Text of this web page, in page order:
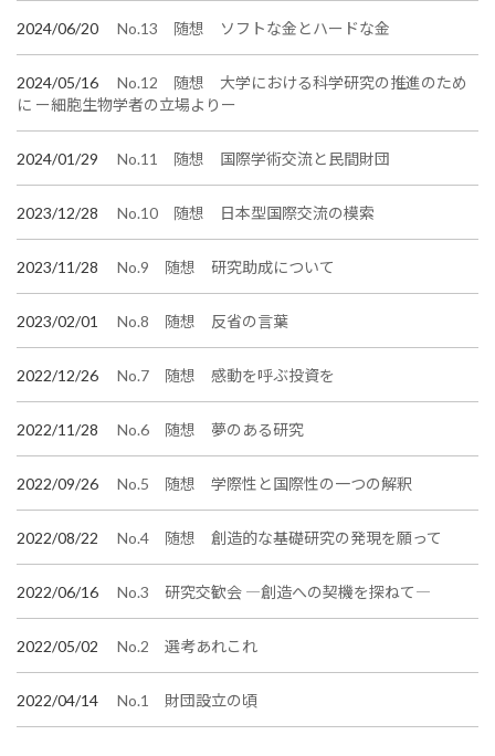
2024/06/20 No.13 随想 ソフトな金とハードな金
2024/05/16
No.12 随想 大学における科学研究の推進のため
に ー細胞生物学者の立場よりー
2024/01/29 No.11 随想 国際学術交流と民間財団
2023/12/28 No.10 随想 日本型国際交流の模索
2023/11/28 No.9 随想 研究助成について
2023/02/01 No.8 随想 反省の言葉
2022/12/26 No.7 随想 感動を呼ぶ投資を
2022/11/28 No.6 随想 夢のある研究
2022/09/26 No.5 随想 学際性と国際性の一つの解釈
2022/08/22 No.4 随想 創造的な基礎研究の発現を願って
2022/06/16 No.3 研究交歓会 ―創造への契機を探ねて―
2022/05/02 No.2 選考あれこれ
2022/04/14 No.1 財団設立の頃